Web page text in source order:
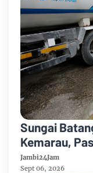
Sungai
Kemarau,
Mayang
Jambi24Jam
Sept 06, 2026